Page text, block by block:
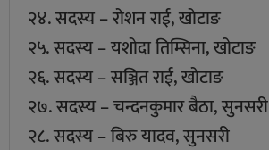
२४. सदस्य – रोशन राई, खोटाङ
२५. सदस्य – यशोदा तिम्सिना, खोटाङ
२६. सदस्य – सञ्जित राई, खोटाङ
२७. सदस्य – चन्दनकुमार बैठा, सुनसरी
२८. सदस्य – बिरु यादव, सुनसरी